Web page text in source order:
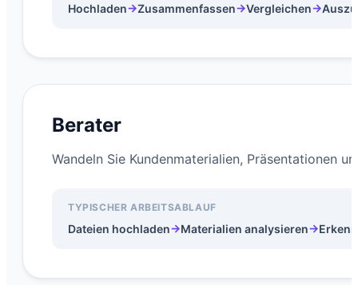
Hochladen→Zusammenfassen→Vergleichen→
Berater
Wandeln Sie Kundenmaterialien, Präsentationen
TYPISCHER ARBEITSABLAUF
Dateien hochladen→Materialien analysieren→